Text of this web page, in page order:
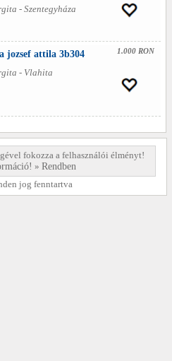
- Szentegyháza
jozsef attila 3b304
- Vlahita
1.000 RON
fokozza a felhasználói élményt!
» Rendben
jog fenntartva